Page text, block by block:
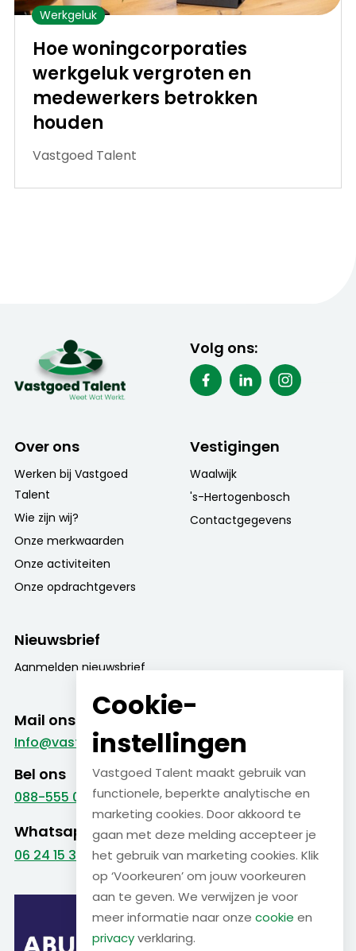
Werkgeluk
Hoe woningcorporaties
werkgeluk vergroten en
medewerkers betrokken
houden
Vastgoed Talent
Volg ons:
Over ons
Werken bij Vastgoed
Talent
Wie zijn wij?
Onze merkwaarden
Onze activiteiten
Onze opdrachtgevers
Vestigingen
Waalwijk
's-Hertogenbosch
Contactgegevens
Nieuwsbrief
Aanmelden nieuwsbrief
Mail ons
Info@vastgoed-talent.nl
Bel ons
088-555 09 99
Whatsapp
06 24 15 38 22
Cookie-
instellingen
Vastgoed Talent maakt gebruik van
functionele, beperkte analytische en
marketing cookies. Door akkoord te
gaan met deze melding accepteer je
het gebruik van marketing cookies. Klik
op ‘Voorkeuren’ om jouw voorkeuren
aan te geven. We verwijzen je voor
meer informatie naar onze cookie en
privacyverklaring.